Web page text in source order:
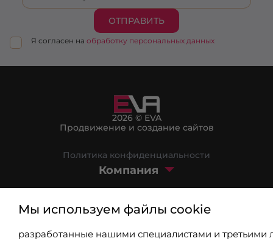
ОТПРАВИТЬ
Я согласен на обработку персональных данных
2026 © EVA
Продвижение и создание сайтов
Политика конфиденциальности
Компания
Блог
Мы используем файлы cookie
разработанные нашими специалистами и третьими